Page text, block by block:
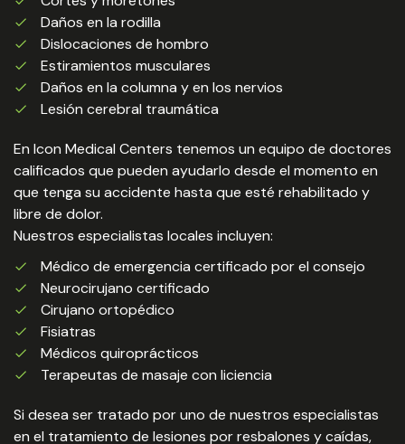
Daños en la rodilla
Dislocaciones de hombro
Estiramientos musculares
Daños en la columna y en los nervios
Lesión cerebral traumática
En Icon Medical Centers tenemos un equipo de doctores
calificados que pueden ayudarlo desde el momento en
que tenga su accidente hasta que esté rehabilitado y
libre de dolor.
Nuestros especialistas locales incluyen:
Médico de emergencia certificado por el consejo
Neurocirujano certificado
Cirujano ortopédico
Fisiatras
Médicos quiroprácticos
Terapeutas de masaje con liciencia
Si desea ser tratado por uno de nuestros especialistas
en el tratamiento de lesiones por resbalones y caídas,